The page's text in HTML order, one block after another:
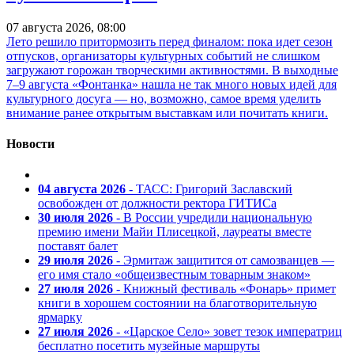
07 августа 2026, 08:00
Лето решило притормозить перед финалом: пока идет сезон
отпусков, организаторы культурных событий не слишком
загружают горожан творческими активностями. В выходные
7–9 августа «Фонтанка» нашла не так много новых идей для
культурного досуга — но, возможно, самое время уделить
внимание ранее открытым выставкам или почитать книги.
Новости
04 августа 2026 - ТАСС: Григорий Заславский
освобожден от должности ректора ГИТИСа
30 июля 2026 - В России учредили национальную
премию имени Майи Плисецкой, лауреаты вместе
поставят балет
29 июля 2026 - Эрмитаж защитится от самозванцев —
его имя стало «общеизвестным товарным знаком»
27 июля 2026 - Книжный фестиваль «Фонарь» примет
книги в хорошем состоянии на благотворительную
ярмарку
27 июля 2026 - «Царское Село» зовет тезок императриц
бесплатно посетить музейные маршруты